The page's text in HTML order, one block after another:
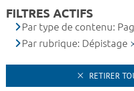
FILTRES ACTIFS
Par type de contenu:
Par rubrique: Dépistage
RETIRER